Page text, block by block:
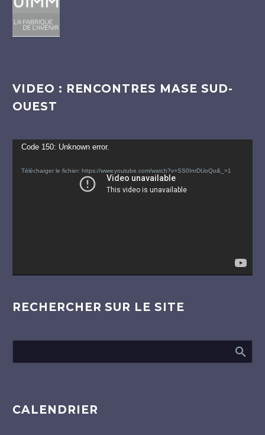
VIDEO : RENCONTRES MASE SUD-
OUEST
Lecteur
Code 150: Unknown error.
Télécharger le fichier: https://www.youtube.com/watch?v=SS0InrDUoQo&_=1
RECHERCHER SUR LE SITE
CALENDRIER